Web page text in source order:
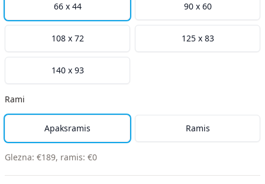
66 x 44 90 x 60
108 x 72 125 x 83
140 x 93
Rami
Apaksramis Ramis
Glezna: €189, ramis: €0